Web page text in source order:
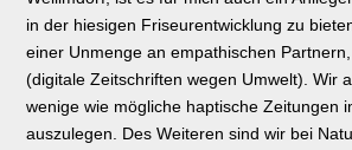
in der hiesigen Friseurentwicklung zu
einer Unmenge an empathischen
(digitale Zeitschriften wegen Umwelt). Wir
wenige wie mögliche haptische Zeitungen
auszulegen. Des Weiteren sind wir bei